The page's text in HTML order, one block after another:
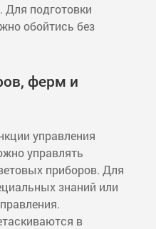
Для подготовки
обойтись без
ферм и
управления
управлять
приборов. Для
знаний или
в